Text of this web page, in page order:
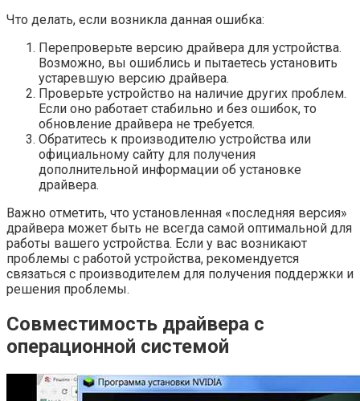
Что делать, если возникла данная ошибка:
Перепроверьте версию драйвера для устройства.
Возможно, вы ошиблись и пытаетесь установить
устаревшую версию драйвера.
Проверьте устройство на наличие других проблем.
Если оно работает стабильно и без ошибок, то
обновление драйвера не требуется.
Обратитесь к производителю устройства или
официальному сайту для получения
дополнительной информации об установке
драйвера.
Важно отметить, что установленная «последняя версия»
драйвера может быть не всегда самой оптимальной для
работы вашего устройства. Если у вас возникают
проблемы с работой устройства, рекомендуется
связаться с производителем для получения поддержки и
решения проблемы.
Совместимость драйвера с
операционной системой